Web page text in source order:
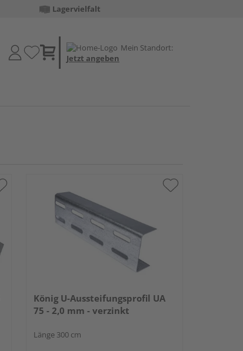
Lagervielfalt
Mein Standort:
Jetzt angeben
König U-Aussteifungsprofil UA
75 - 2,0 mm - verzinkt
Länge 300 cm